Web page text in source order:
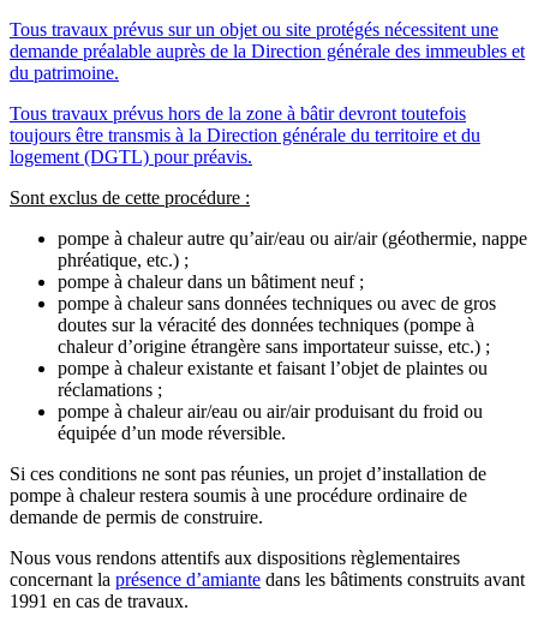
Tous travaux prévus sur un objet ou site protégés nécessitent une
demande préalable auprès de la Direction générale des immeubles et
du patrimoine.
Tous travaux prévus hors de la zone à bâtir devront toutefois
toujours être transmis à la Direction générale du territoire et du
logement (DGTL) pour préavis.
Sont exclus de cette procédure :
pompe à chaleur autre qu’air/eau ou air/air (géothermie, nappe
phréatique, etc.) ;
pompe à chaleur dans un bâtiment neuf ;
pompe à chaleur sans données techniques ou avec de gros
doutes sur la véracité des données techniques (pompe à
chaleur d’origine étrangère sans importateur suisse, etc.) ;
pompe à chaleur existante et faisant l’objet de plaintes ou
réclamations ;
pompe à chaleur air/eau ou air/air produisant du froid ou
équipée d’un mode réversible.
Si ces conditions ne sont pas réunies, un projet d’installation de
pompe à chaleur restera soumis à une procédure ordinaire de
demande de permis de construire.
Nous vous rendons attentifs aux dispositions règlementaires
concernant la présence d’amiante dans les bâtiments construits avant
1991 en cas de travaux.